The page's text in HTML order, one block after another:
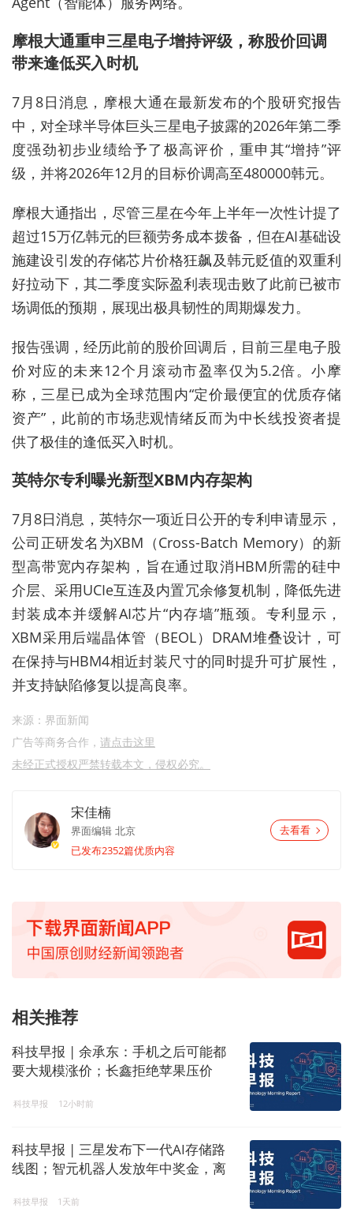
摩根大通重申三星电子增持评级，称股价回调
带来逢低买入时机
7月8日消息，摩根大通在最新发布的个股研究报告
中，对全球半导体巨头三星电子披露的2026年第二季
度强劲初步业绩给予了极高评价，重申其“增持”评
级，并将2026年12月的目标价调高至480000韩元。
摩根大通指出，尽管三星在今年上半年一次性计提了
超过15万亿韩元的巨额劳务成本拨备，但在AI基础设
施建设引发的存储芯片价格狂飙及韩元贬值的双重利
好拉动下，其二季度实际盈利表现击败了此前已被市
场调低的预期，展现出极具韧性的周期爆发力。
报告强调，经历此前的股价回调后，目前三星电子股
价对应的未来12个月滚动市盈率仅为5.2倍。小摩
称，三星已成为全球范围内“定价最便宜的优质存储
资产”，此前的市场悲观情绪反而为中长线投资者提
供了极佳的逢低买入时机。
英特尔专利曝光新型XBM内存架构
7月8日消息，英特尔一项近日公开的专利申请显示，
公司正研发名为XBM（Cross-Batch Memory）的新
型高带宽内存架构，旨在通过取消HBM所需的硅中
介层、采用UCIe互连及内置冗余修复机制，降低先进
封装成本并缓解AI芯片“内存墙”瓶颈。专利显示，
XBM采用后端晶体管（BEOL）DRAM堆叠设计，可
在保持与HBM4相近封装尺寸的同时提升可扩展性，
并支持缺陷修复以提高良率。
来源：界面新闻
广告等商务合作， 请点击这里
未经正式授权严禁转载本文，侵权必究。
宋佳楠
界面编辑 北京
已发布2352篇优质内容
去看看
相关推荐
科技早报 | 余承东：手机之后可能都
要大规模涨价；长鑫拒绝苹果压价
科技早报 12小时前
科技早报 | 三星发布下一代AI存储路
线图；智元机器人发放年中奖金，离
科技早报 1天前